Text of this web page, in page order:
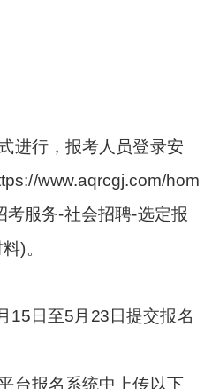
进行，报考人员登录安
www.aqrcgj.com/hom
服务-社会招聘-选定报
)。
15日至5月23日提交报名
台报名系统中上传以下